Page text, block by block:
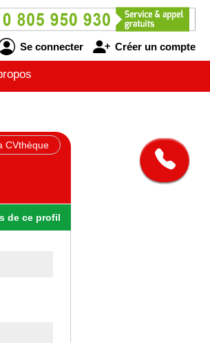
Se connecter Créer un compte
CVthèque
de ce profil